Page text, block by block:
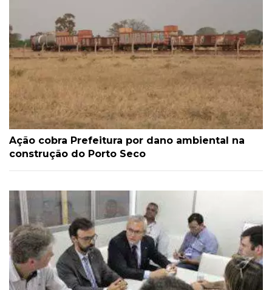
Ação cobra Prefeitura por dano ambiental na
construção do Porto Seco